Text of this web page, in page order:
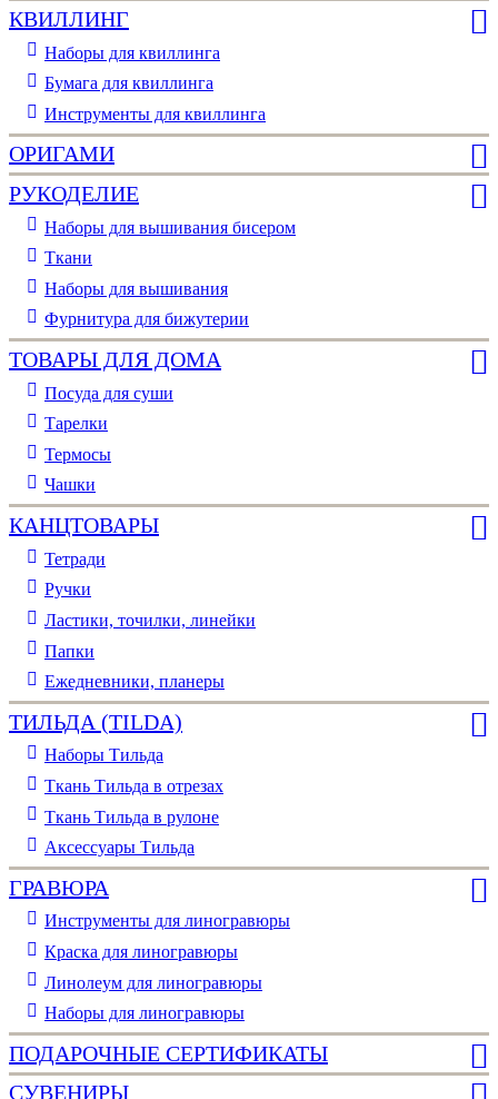
КВИЛЛИНГ
Наборы для квиллинга
Бумага для квиллинга
Инструменты для квиллинга
ОРИГАМИ
РУКОДЕЛИЕ
Наборы для вышивания бисером
Ткани
Наборы для вышивания
Фурнитура для бижутерии
ТОВАРЫ ДЛЯ ДОМА
Посуда для суши
Тарелки
Термосы
Чашки
КАНЦТОВАРЫ
Тетради
Ручки
Ластики, точилки, линейки
Папки
Ежедневники, планеры
ТИЛЬДА (TILDA)
Наборы Тильда
Ткань Тильда в отрезах
Ткань Тильда в рулоне
Аксессуары Тильда
ГРАВЮРА
Инструменты для линогравюры
Краска для линогравюры
Линолеум для линогравюры
Наборы для линогравюры
ПОДАРОЧНЫЕ СЕРТИФИКАТЫ
СУВЕНИРЫ